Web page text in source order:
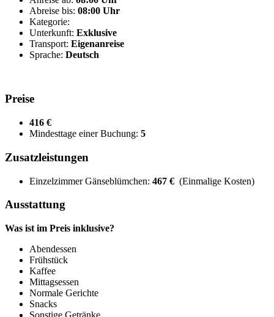
Abreise bis: 08:00 Uhr
Kategorie:
Unterkunft: Exklusive
Transport: Eigenanreise
Sprache: Deutsch
Preise
416 €
Mindesttage einer Buchung: 5
Zusatzleistungen
Einzelzimmer Gänseblümchen: 467 € (Einmalige Kosten)
Ausstattung
Was ist im Preis inklusive?
Abendessen
Frühstück
Kaffee
Mittagsessen
Normale Gerichte
Snacks
Sonstige Getränke